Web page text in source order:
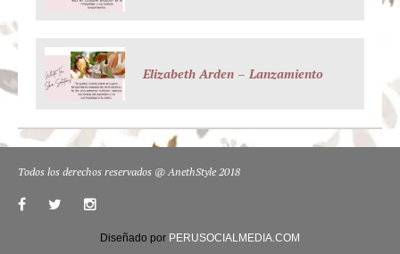
Elizabeth Arden – Lanzamiento
Todos los derechos reservados @ AnethStyle 2018
Diseñado por PERUSOCIALMEDIA.COM